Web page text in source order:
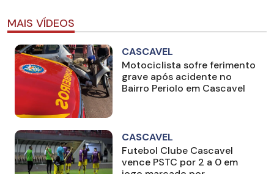
MAIS VÍDEOS
CASCAVEL
Motociclista sofre ferimento
grave após acidente no
Bairro Periolo em Cascavel
CASCAVEL
Futebol Clube Cascavel
vence PSTC por 2 a 0 em